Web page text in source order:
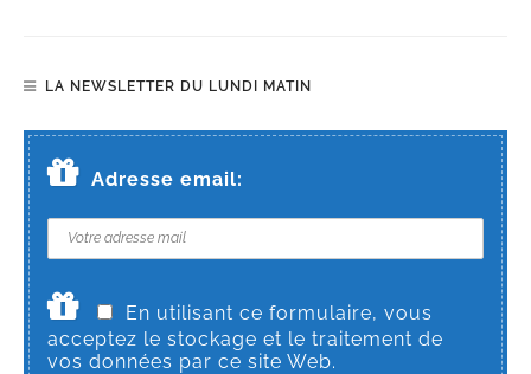
LA NEWSLETTER DU LUNDI MATIN
Adresse email:
En utilisant ce formulaire, vous
acceptez le stockage et le traitement de
vos données par ce site Web.